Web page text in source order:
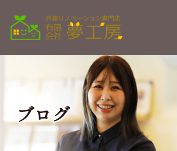
ブログ